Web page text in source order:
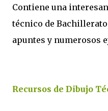
Contiene una
técnico de
apuntes y numerosos
Recursos de Dibujo